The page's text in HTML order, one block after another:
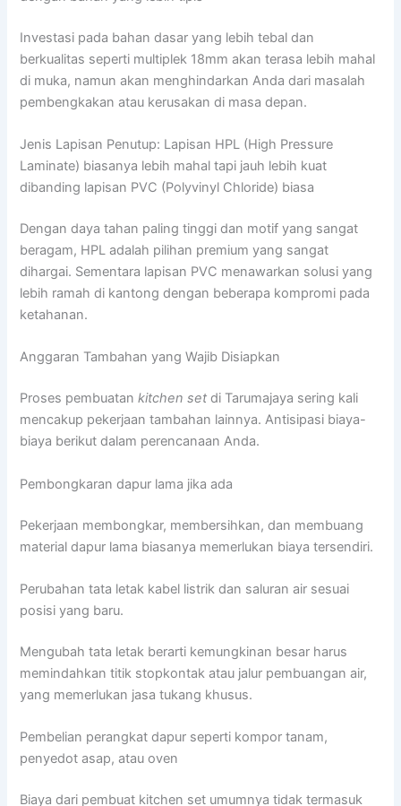
Investasi pada bahan dasar yang lebih tebal dan
berkualitas seperti multiplek 18mm akan terasa lebih mahal
di muka, namun akan menghindarkan Anda dari masalah
pembengkakan atau kerusakan di masa depan.
Jenis Lapisan Penutup: Lapisan HPL (High Pressure
Laminate) biasanya lebih mahal tapi jauh lebih kuat
dibanding lapisan PVC (Polyvinyl Chloride) biasa
Dengan daya tahan paling tinggi dan motif yang sangat
beragam, HPL adalah pilihan premium yang sangat
dihargai. Sementara lapisan PVC menawarkan solusi yang
lebih ramah di kantong dengan beberapa kompromi pada
ketahanan.
Anggaran Tambahan yang Wajib Disiapkan
Proses pembuatankitchen set di Tarumajaya sering kali
mencakup pekerjaan tambahan lainnya. Antisipasi biaya-
biaya berikut dalam perencanaan Anda.
Pembongkaran dapur lama jika ada
Pekerjaan membongkar, membersihkan, dan membuang
material dapur lama biasanya memerlukan biaya tersendiri.
Perubahan tata letak kabel listrik dan saluran air sesuai
posisi yang baru.
Mengubah tata letak berarti kemungkinan besar harus
memindahkan titik stopkontak atau jalur pembuangan air,
yang memerlukan jasa tukang khusus.
Pembelian perangkat dapur seperti kompor tanam,
penyedot asap, atau oven
Biaya dari pembuat kitchen set umumnya tidak termasuk